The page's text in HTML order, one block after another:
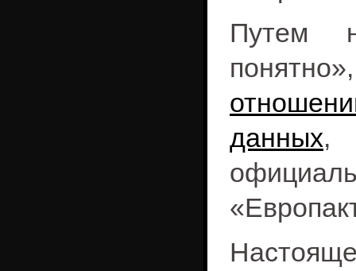
Путем
данных,